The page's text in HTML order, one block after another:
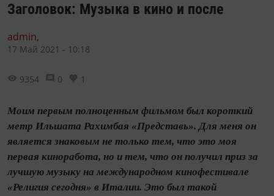
Заголовок: Музыка в кино и после
admin,
17 Май 2021 - 10:18
9354 0 1
Моим первым полноценным фильмом был короткий
метр Ильшата Рахимбая «Представь». Для меня он
является знаковым не только тем, что это моя
первая киноработа, но и тем, что он получил приз за
лучшую музыку на международном кинофестивале
«Религия сегодня» в Италии. Это был такой